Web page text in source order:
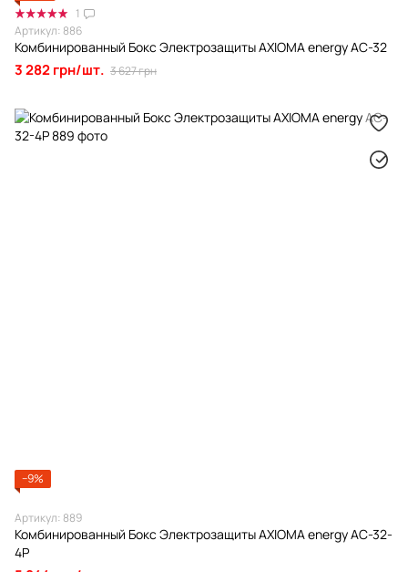
1
Артикул: 886
Комбинированный Бокс Электрозащиты AXIOMA energy AC-32
3 282 грн/шт. 3 627 грн
−9%
Артикул: 889
Комбинированный Бокс Электрозащиты AXIOMA energy AC-32-
4Р